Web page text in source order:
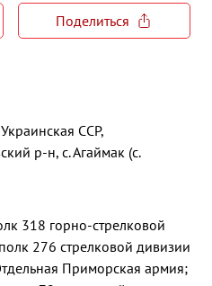
Поделиться
ССР,
р-н, с. Агаймак (с.
318 горно-стрелковой
276 стрелковой дивизии
Приморская армия;